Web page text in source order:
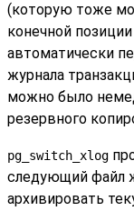
(которую тоже
конечной
автоматически
журнала
можно было
резервного
pg_switch_xlog
следующий файл
архивировать